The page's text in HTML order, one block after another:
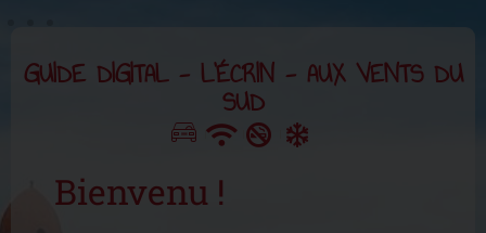
GUIDE DIGITAL - L'ÉCRIN - AUX VENTS DU
SUD
Bienvenu !